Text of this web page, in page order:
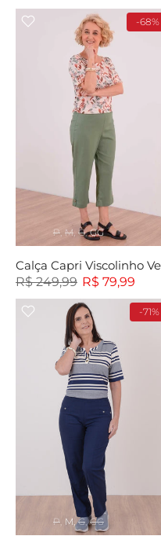
-68%
P M G GG
R$ 249,99 R$ 79,99
-71%
P M G GG